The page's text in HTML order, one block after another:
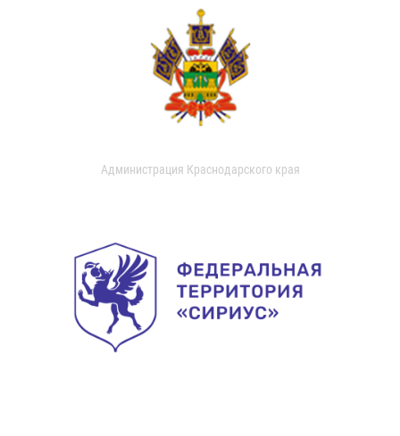
Администрация Краснодарского края